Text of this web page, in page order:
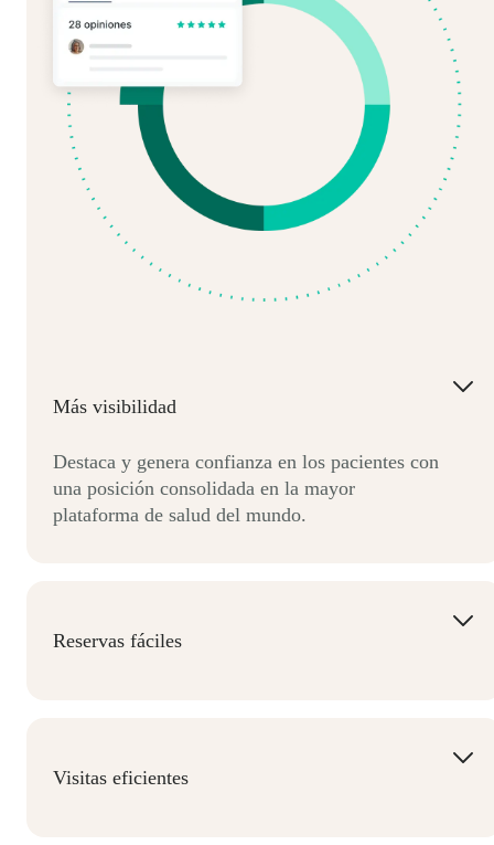
Más visibilidad
Destaca y genera confianza en los pacientes con
una posición consolidada en la mayor
plataforma de salud del mundo.
Reservas fáciles
Visitas eficientes